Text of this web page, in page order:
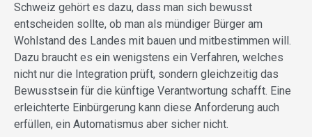
Schweiz gehört es dazu, dass man sich bewusst
entscheiden sollte, ob man als mündiger Bürger am
Wohlstand des Landes mit bauen und mitbestimmen will.
Dazu braucht es ein wenigstens ein Verfahren, welches
nicht nur die Integration prüft, sondern gleichzeitig das
Bewusstsein für die künftige Verantwortung schafft. Eine
erleichterte Einbürgerung kann diese Anforderung auch
erfüllen, ein Automatismus aber sicher nicht.